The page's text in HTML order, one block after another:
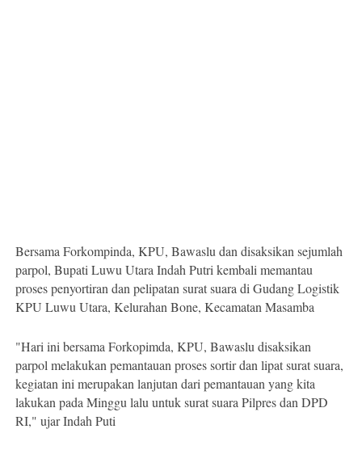
Bersama Forkompinda, KPU, Bawaslu dan disaksikan sejumlah
parpol, Bupati Luwu Utara Indah Putri kembali memantau
proses penyortiran dan pelipatan surat suara di Gudang Logistik
KPU Luwu Utara, Kelurahan Bone, Kecamatan Masamba
"Hari ini bersama Forkopimda, KPU, Bawaslu disaksikan
parpol melakukan pemantauan proses sortir dan lipat surat suara,
kegiatan ini merupakan lanjutan dari pemantauan yang kita
lakukan pada Minggu lalu untuk surat suara Pilpres dan DPD
RI," ujar Indah Puti